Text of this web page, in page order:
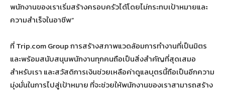
พนักงานของเราเริ่มสร้างครอบครัวได้โดยไม่กระทบเป้าหมายและ
ความสำเร็จในอาชีพ”
ที่ Trip.com Group การสร้างสภาพแวดล้อมการทำงานที่เป็นมิตร
และพร้อมสนับสนุนพนักงานทุกคนถือเป็นสิ่งสำคัญที่สุดเสมอ
สำหรับเรา และสวัสดิการเงินช่วยเหลือค่าดูแลบุตรนี้ถือเป็นอีกความ
มุ่งมั่นในการไปสู่เป้าหมาย ที่จะช่วยให้พนักงานของเราสามารถสร้าง